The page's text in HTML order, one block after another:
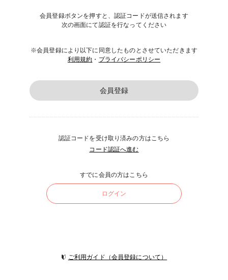
会員登録ボタンを押すと、認証コードが送信されます
次の画面にて認証を行なってください
※会員登録により以下に同意したものとさせていただきます
利用規約 ・ プライバシーポリシー
会員登録
認証コードを受け取り済みの方はこちら
コード認証へ進む
すでに会員の方はこちら
ログイン
ご利用ガイド（会員登録について）